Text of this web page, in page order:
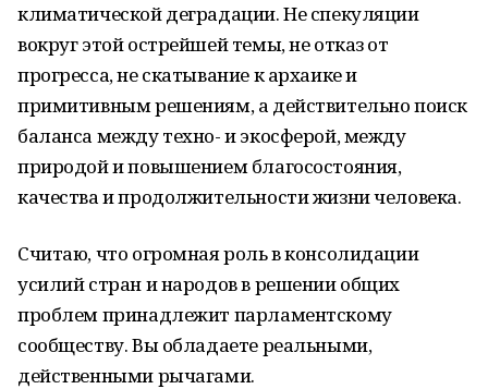
климатической деградации. Не спекуляции
вокруг этой острейшей темы, не отказ от
прогресса, не скатывание к архаике и
примитивным решениям, а действительно поиск
баланса между техно- и экосферой, между
природой и повышением благосостояния,
качества и продолжительности жизни человека.
Считаю, что огромная роль в консолидации
усилий стран и народов в решении общих
проблем принадлежит парламентскому
сообществу. Вы обладаете реальными,
действенными рычагами.